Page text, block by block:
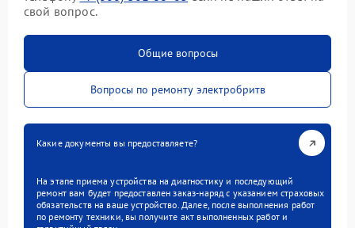
свой вопрос.
Общие вопросы
Вопросы по ремонту электробритв
Какие документы вы предоставляете?
На этапе приема устройства на диагностику и последующий
ремонт вам будет предоставлен заказ-наряд с указанием страховых
обязательств на ваше устройство. Далее, после выполнения работ
по ремонту техники, вы получите акт выполненных работ и